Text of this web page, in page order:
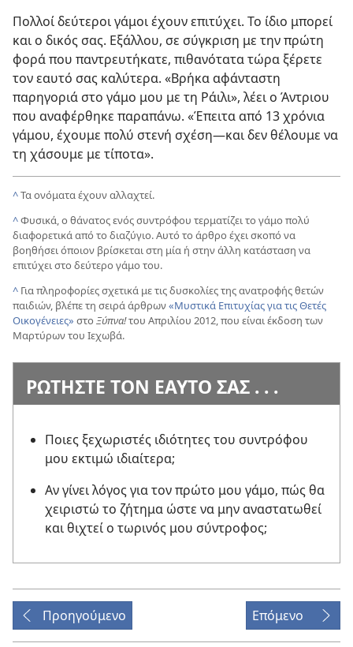
Πολλοί δεύτεροι γάμοι έχουν επιτύχει. Το ίδιο μπορεί
και ο δικός σας. Εξάλλου, σε σύγκριση με την πρώτη
φορά που παντρευτήκατε, πιθανότατα τώρα ξέρετε
τον εαυτό σας καλύτερα. «Βρήκα αφάνταστη
παρηγοριά στο γάμο μου με τη Ράιλι», λέει ο Άντριου
που αναφέρθηκε παραπάνω. «Έπειτα από 13 χρόνια
γάμου, έχουμε πολύ στενή σχέση—και δεν θέλουμε να
τη χάσουμε με τίποτα».
^Τα ονόματα έχουν αλλαχτεί.
^Φυσικά, ο θάνατος ενός συντρόφου τερματίζει το γάμο πολύ
διαφορετικά από το διαζύγιο. Αυτό το άρθρο έχει σκοπό να
βοηθήσει όποιον βρίσκεται στη μία ή στην άλλη κατάσταση να
επιτύχει στο δεύτερο γάμο του.
^ Για πληροφορίες σχετικά με τις δυσκολίες της ανατροφής θετών
παιδιών, βλέπε τη σειρά άρθρων«Μυστικά Επιτυχίας για τις Θετές
Οικογένειες» στο Ξύπνα!του Απριλίου 2012, που είναι έκδοση των
Μαρτύρων του Ιεχωβά.
ΡΩΤΗΣΤΕ ΤΟΝ ΕΑΥΤΟ ΣΑΣ . . .
Ποιες ξεχωριστές ιδιότητες του συντρόφου
μου εκτιμώ ιδιαίτερα;
Αν γίνει λόγος για τον πρώτο μου γάμο, πώς θα
χειριστώ το ζήτημα ώστε να μην αναστατωθεί
και θιχτεί ο τωρινός μου σύντροφος;
Προηγούμενο Επόμενο